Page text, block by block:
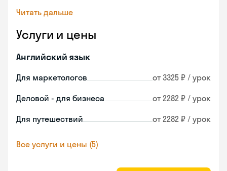
Читать дальше
Услуги и цены
Английский язык
Для маркетологов от 3325 ₽ / урок
Деловой - для бизнеса от 2282 ₽ / урок
Для путешествий от 2282 ₽ / урок
Все услуги и цены (5)